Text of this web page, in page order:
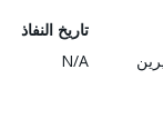
تاريخ النفاذ
N/A